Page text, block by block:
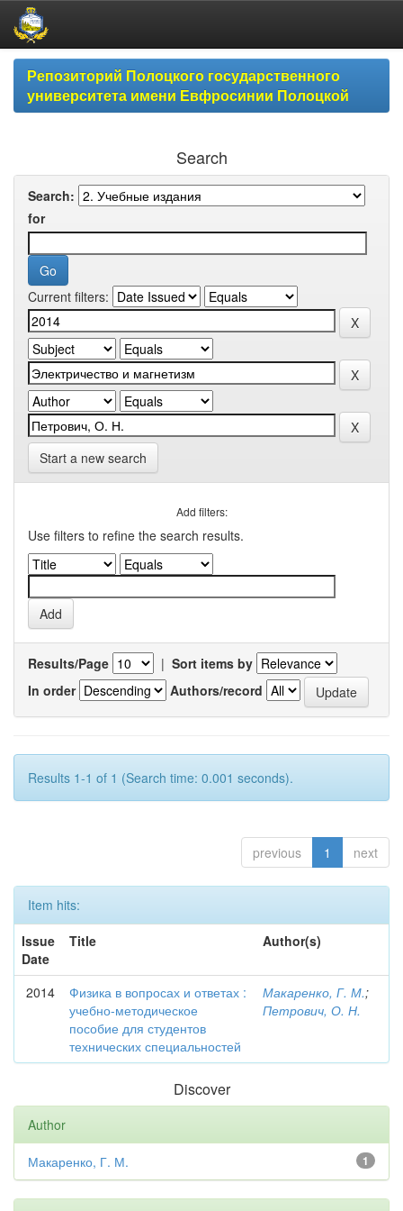
Skip
navigationРепозиторий Полоцкого государственного
университета имени Евфросинии Полоцкой
Search
Search:
for
Current filters:
Start a new search
Add filters:
Use filters to refine the search results.
Results/Page | Sort items by
In order
Authors/record
Results 1-1 of 1 (Search time: 0.001 seconds).
previous 1 next
Item hits:
Issue
Date
Title Author(s)
2014
Физика в вопросах и ответах :
учебно-методическое
пособие для студентов
технических специальностей
Макаренко, Г. М.;
Петрович, О. Н.
Discover
Author
1
Макаренко, Г. М.